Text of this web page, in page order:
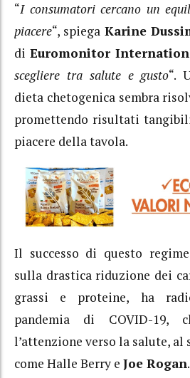
“I consumatori cercano un
piacere“, spiega Karine
di Euromonitor
scegliere tra salute e gusto“.
dieta chetogenica sembra
promettendo risultati
piacere della tavola.
Il successo di questo
sulla drastica riduzione dei
grassi e proteine, ha
pandemia di COVID-19,
l’attenzione verso la salute,
come Halle Berry e Joe Rogan.